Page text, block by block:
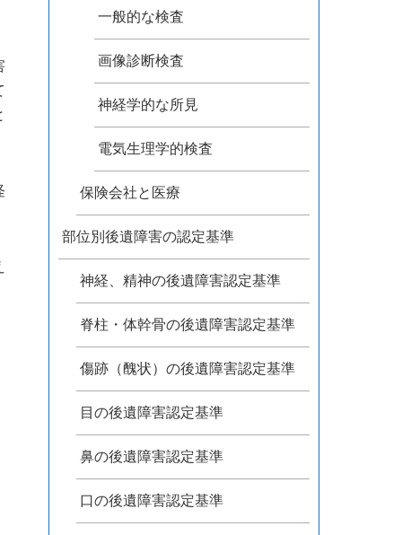
一般的な検査
画像診断検査
神経学的な所見
電気生理学的検査
保険会社と医療
部位別後遺障害の認定基準
神経、精神の後遺障害認定基準
脊柱・体幹骨の後遺障害認定基準
傷跡（醜状）の後遺障害認定基準
目の後遺障害認定基準
鼻の後遺障害認定基準
口の後遺障害認定基準